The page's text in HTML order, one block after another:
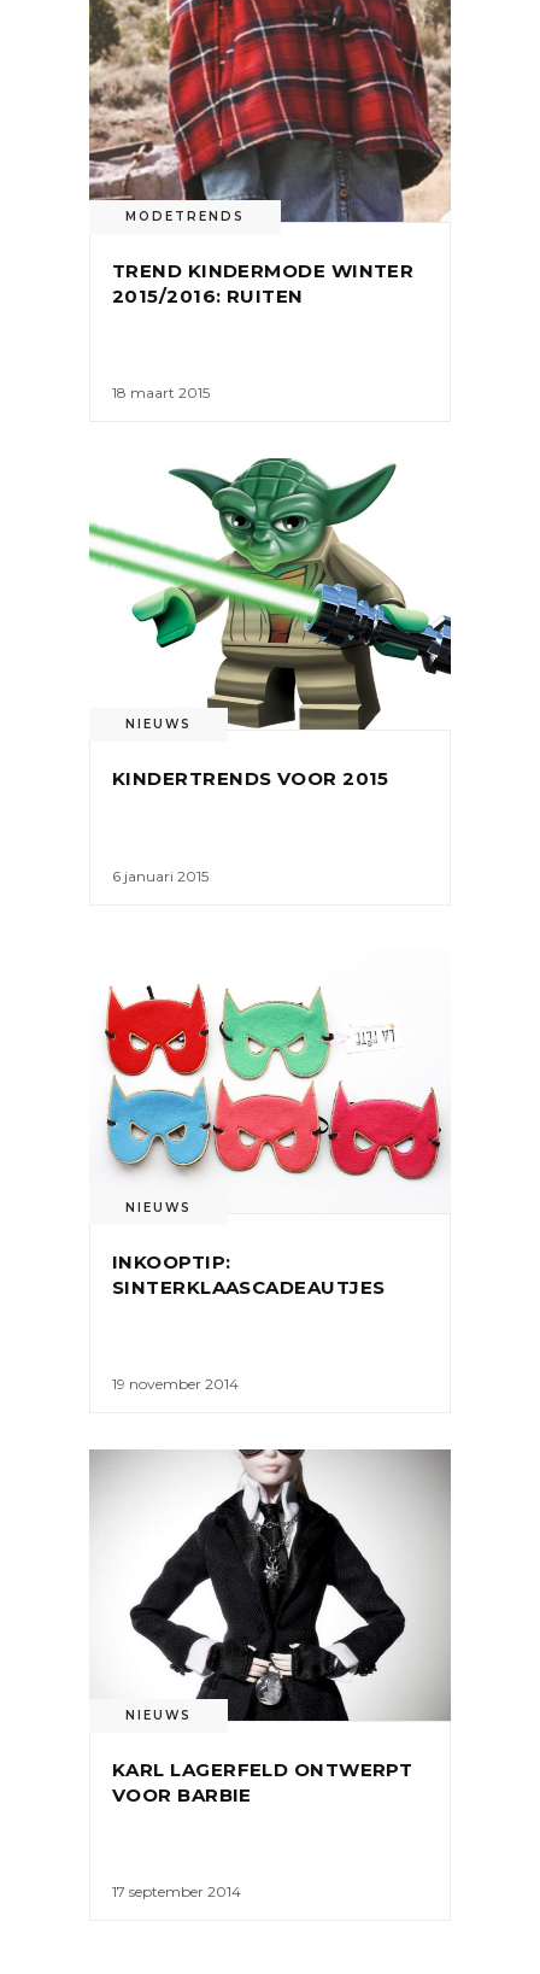
MODETRENDS
TREND KINDERMODE WINTER
2015/2016: RUITEN
18 maart 2015
NIEUWS
KINDERTRENDS VOOR 2015
6 januari 2015
NIEUWS
INKOOPTIP:
SINTERKLAASCADEAUTJES
19 november 2014
NIEUWS
KARL LAGERFELD ONTWERPT
VOOR BARBIE
17 september 2014